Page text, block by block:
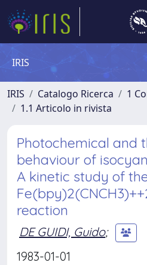
IRIS
IRIS Catalogo Ricerca
1
1.1 Articolo in rivista
Photochemical and
behaviour of
A kinetic study of
reaction
DE GUIDI, Guido;
1983-01-01